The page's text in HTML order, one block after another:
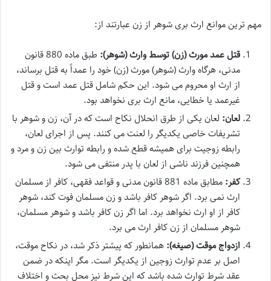
مهم ترین موانع ارث بری شوهر از زن عبارتند از:
قتل عمد مورث (زن) توسط وارث (شوهر):
طبق ماده 880 قانون
مدنی، هرگاه وارث (شوهر) مورث (زن) خود را عمداً به قتل برساند،
از ارث او محروم می شود. این حکم شامل قتل عمد است و قتل
غیرعمد یا خطایی، مانع ارث بری نخواهد بود.
لعان: لعان یکی از طرق انحلال نکاح است که در آن، زن و شوهر با
تشریفات خاصی یکدیگر را لعنت می کنند. پس از اجرای لعان،
رابطه زوجیت برای همیشه قطع شده و رابطه توارث بین زن و مرد و
همچنین فرزند ناشی از لعان با پدر منتفی می شود.
کفر:
مطابق ماده 881 قانون مدنی و قواعد فقهی، کافر از مسلمان
ارث نمی برد. اگر شوهر کافر باشد و زن مسلمان فوت کند، شوهر
کافر از او ارث نخواهد برد. اما اگر زن کافر باشد و شوهر مسلمان،
شوهر مسلمان از زن کافر ارث می برد.
ازدواج موقت (صیغه): همانطور که پیشتر ذکر شد، در نکاح موقت،
اصل بر عدم توارث زوجین از یکدیگر است. مگر اینکه در ضمن
عقد شرط توارث شده باشد که این شرط نیز محل بحث و اختلاف